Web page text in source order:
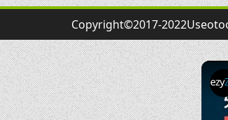
Copyright©2017-